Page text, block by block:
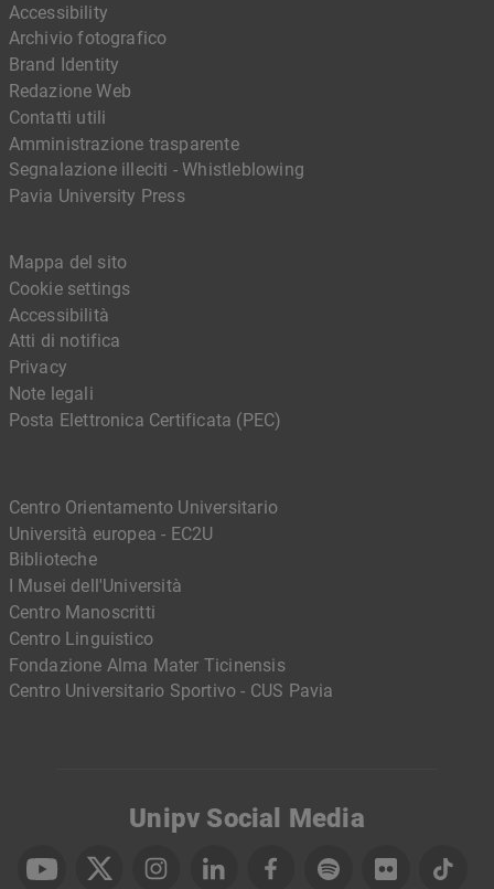
Accessibility
Archivio fotografico
Brand Identity
Redazione Web
Contatti utili
Amministrazione trasparente
Segnalazione illeciti - Whistleblowing
Pavia University Press
Unipv Social Media
Centro Orientamento Universitario
Università europea - EC2U
Biblioteche
I Musei dell'Università
Centro Manoscritti
Centro Linguistico
Fondazione Alma Mater Ticinensis
Centro Universitario Sportivo - CUS Pavia
Mappa del sito
Cookie settings
Accessibilità
Atti di notifica
Privacy
Note legali
Posta Elettronica Certificata (PEC)